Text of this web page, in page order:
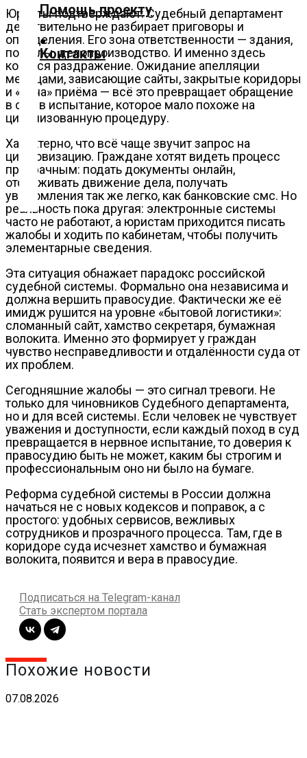
Блокчейн
О
нас
Помощь
Контакты
Помощь проекту
Контакты
Юристы подтверждают: Судебный департамент
действительно не разбирает приговоры и
определения. Его зона ответственности — здания,
порталы, делопроизводство. И именно здесь
копится раздражение. Ожидание апелляции
месяцами, зависающие сайты, закрытые коридоры
и «окна» приёма — всё это превращает обращение
в суд в испытание, которое мало похоже на
цивилизованную процедуру.
Характерно, что всё чаще звучит запрос на
цифровизацию. Граждане хотят видеть процесс
прозрачным: подать документы онлайн,
отслеживать движение дела, получать
уведомления так же легко, как банковские смс. Но
реальность пока другая: электронные системы
часто не работают, а юристам приходится писать
жалобы и ходить по кабинетам, чтобы получить
элементарные сведения.
Эта ситуация обнажает парадокс российской
судебной системы. Формально она независима и
должна вершить правосудие. Фактически же её
имидж рушится на уровне «бытовой логистики»:
сломанный сайт, хамство секретаря, бумажная
волокита. Именно это формирует у граждан
чувство несправедливости и отдалённости суда от
их проблем.
Сегодняшние жалобы — это сигнал тревоги. Не
только для чиновников Судебного департамента,
но и для всей системы. Если человек не чувствует
уважения и доступности, если каждый поход в суд
превращается в нервное испытание, то доверия к
правосудию быть не может, каким бы строгим и
профессиональным оно ни было на бумаге.
Реформа судебной системы в России должна
начаться не с новых кодексов и поправок, а с
простого: удобных сервисов, вежливых
сотрудников и прозрачного процесса. Там, где в
коридоре суда исчезнет хамство и бумажная
волокита, появится и вера в правосудие.
Подписаться на Telegram-канал
Стать экспертом портала
Похожие новости
07.08.2026